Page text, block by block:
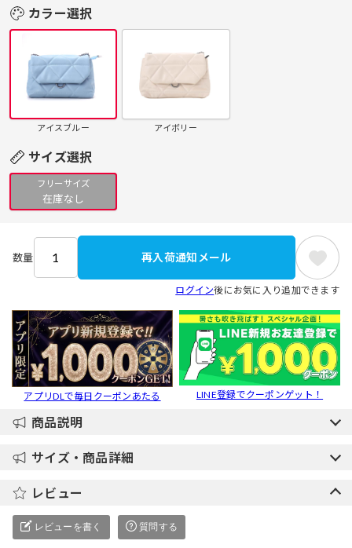
カラー選択
アイスブルー アイボリー
サイズ選択
フリーサイズ
在庫なし
数量 再入荷通知メール
ログイン後にお気に入り追加できます
アプリDLで毎日クーポンあたる LINE登録でクーポンゲット！
商品説明
サイズ・商品詳細
レビュー
レビューを書く 質問する